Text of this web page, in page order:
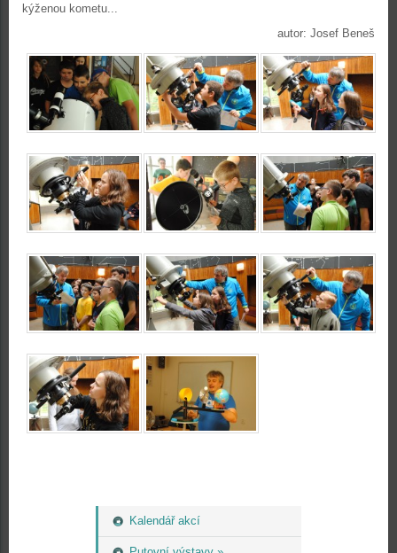
Kalendář akcí
kýženou kometu...
autor: Josef Beneš